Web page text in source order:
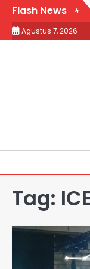
Skip
content
Flash News
Bebek Goreng H.
Agustus 7, 2026
Tag: